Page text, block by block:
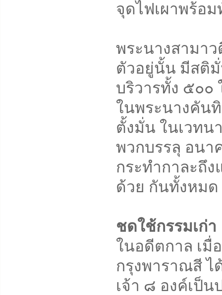
จุดไฟเผาพร้อ
พระนางสามา
ตัวอยู่นั้น มีสติ
บริวารทั้ง ๕๐๐
ในพระนางคัน
ตั้งมั่น ในเวทน
พวกบรรลุ อนา
กระทำกาละถึ
ด้วย กันทั้งหมด
ชดใช้กรรมเก่า
ในอดีตกาล เมื่
กรุงพาราณสี ไ
เจ้า ๘ องค์เป็